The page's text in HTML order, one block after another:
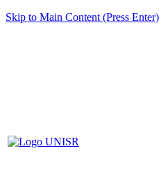
Skip to Main Content (Press Enter)